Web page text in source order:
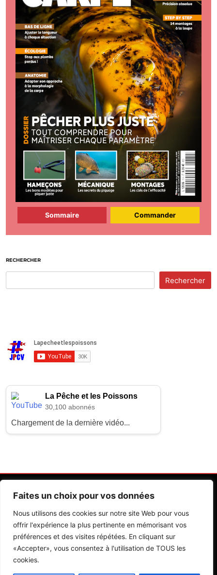
Faites un choix pour vos données
Nous utilisons des cookies sur notre site Web pour vous
offrir l'expérience la plus pertinente en mémorisant vos
préférences et des visites répétées. En cliquant sur
«Accepter», vous consentez à l'utilisation de TOUS les
cookies.
Sommaire Commander
RECHERCHER
Rechercher
La Pêche et les Poissons
30,100 abonnés
Chargement de la dernière vidéo...
Contactez Nos Rédactions Mentions Légales